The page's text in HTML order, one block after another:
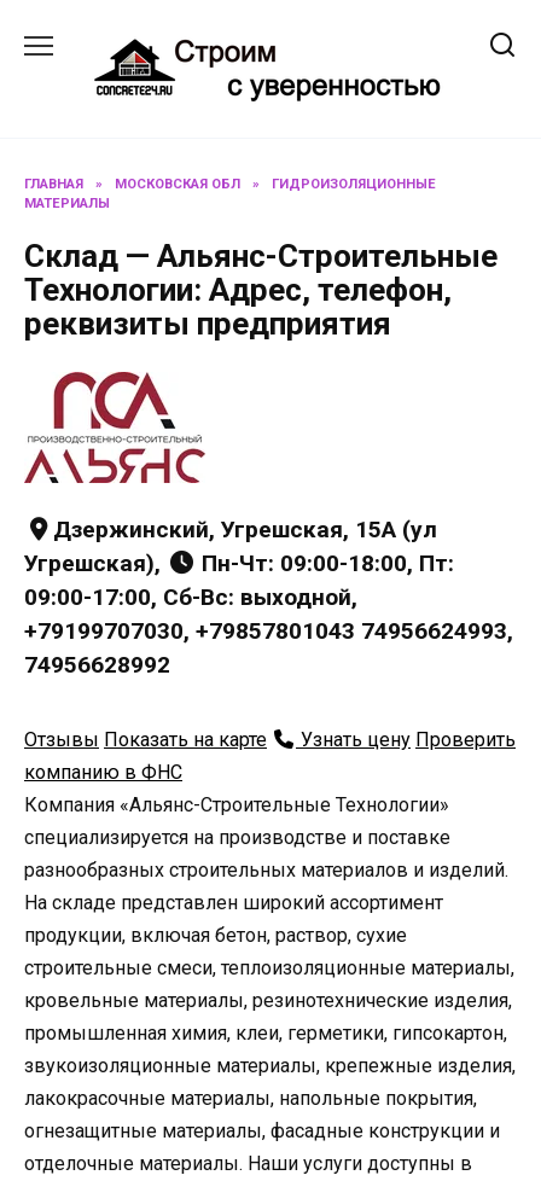
содержанию
ГЛАВНАЯ » МОСКОВСКАЯ ОБЛ »
ГИДРОИЗОЛЯЦИОННЫЕ
МАТЕРИАЛЫ
Склад — Альянс-Строительные
Технологии: Адрес, телефон,
реквизиты предприятия
Дзержинский, Угрешская, 15А (ул
Угрешская),
Пн-Чт: 09:00-18:00, Пт:
09:00-17:00, Сб-Вс: выходной,
+79199707030, +79857801043 74956624993,
74956628992
Отзывы Показать на карте Узнать цену Проверить
компанию в ФНС
Компания «Альянс-Строительные Технологии»
специализируется на производстве и поставке
разнообразных строительных материалов и изделий.
На складе представлен широкий ассортимент
продукции, включая бетон, раствор, сухие
строительные смеси, теплоизоляционные материалы,
кровельные материалы, резинотехнические изделия,
промышленная химия, клеи, герметики, гипсокартон,
звукоизоляционные материалы, крепежные изделия,
лакокрасочные материалы, напольные покрытия,
огнезащитные материалы, фасадные конструкции и
отделочные материалы. Наши услуги доступны в